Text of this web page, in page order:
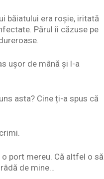
băiatului era roșie, iritată
Părul îi căzuse pe
ușor de mână și l-a
asta? Cine ți-a spus că
port mereu. Că altfel o să
de mine…